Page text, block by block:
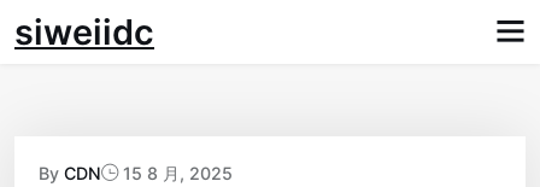
Skip
tosiweiidc
By CDN 15 8 月, 2025